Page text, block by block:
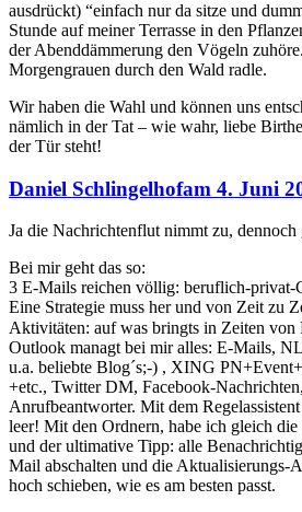
ausdrückt) “einfach nur da sitze und
Stunde auf meiner Terrasse in den
der Abenddämmerung den Vögeln
Morgengrauen durch den Wald radle.
Wir haben die Wahl und können uns
nämlich in der Tat – wie wahr, liebe
der Tür steht!
Daniel Schlingelhofsagte
am 4. Juni
Ja die Nachrichtenflut nimmt zu,
Bei mir geht das so:
3 E-Mails reichen völlig: beruflich-privat-
Eine Strategie muss her und von Zeit zu
Aktivitäten: auf was bringts in Zeiten von
Outlook managt bei mir alles: E-Mails,
u.a. beliebte Blog´s;-) , XING
+etc., Twitter DM, Facebook-
Anrufbeantworter. Mit dem
leer! Mit den Ordnern, habe ich gleich
und der ultimative Tipp: alle
Mail abschalten und die Aktualisierungs-
hoch schieben, wie es am besten passt.